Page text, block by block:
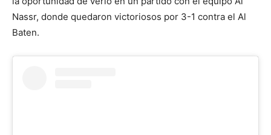
Nassr, donde quedaron victoriosos por 3-1 contra el Al
Baten.